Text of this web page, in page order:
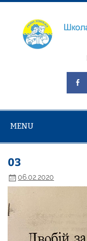
Skip
MENU
03
06.02.2020